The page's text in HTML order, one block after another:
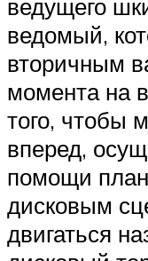
ведущего
ведомый,
вторичным
момента на
того, чтобы
вперед,
помощи
дисковым
двигаться